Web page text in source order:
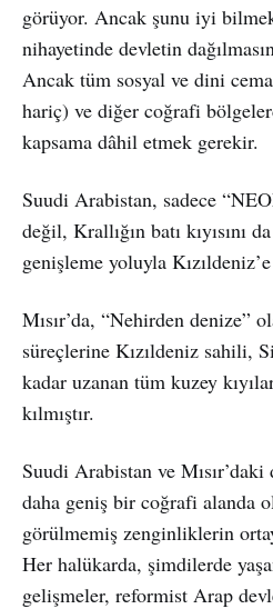
görüyor. Ancak şunu iyi
nihayetinde devletin
Ancak tüm sosyal ve dini
hariç) ve diğer coğrafi
kapsama dâhil etmek gerekir.
Suudi Arabistan, sadece
değil, Krallığın batı kıyısını
genişleme yoluyla
Mısır’da, “Nehirden denize”
süreçlerine Kızıldeniz sahili,
kadar uzanan tüm kuzey
kılmıştır.
Suudi Arabistan ve Mısır’daki
daha geniş bir coğrafi alanda
görülmemiş zenginliklerin
Her halükarda, şimdilerde
gelişmeler, reformist Arap